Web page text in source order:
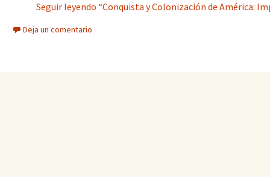
Seguir leyendo “Conquista y Colonización de América:
Deja un comentario